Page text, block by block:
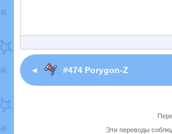
◄ #474 Porygon-Z
Эти переводы